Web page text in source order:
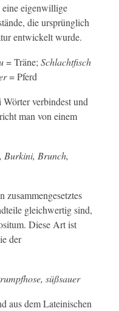
eigenwillige
die ursprünglich
entwickelt wurde.
= Träne; Schlachtfisch
= Pferd
verbindest und
man von einem
Burkini, Brunch,
zusammengesetztes
gleichwertig sind,
Diese Art ist
der
süßsauer
aus dem Lateinischen